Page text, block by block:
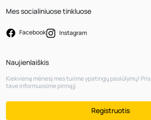
Mes socialiniuose tinkluose
Facebook Instagram
Naujienlaiškis
Kiekvieną mėnesį mes turime ypatingų pasiūlymų!
tave informuosime pirmąjį.
Registruotis